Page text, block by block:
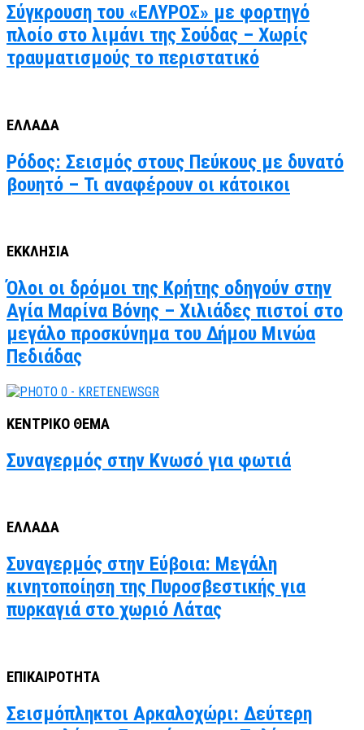
Σύγκρουση του «ΕΛΥΡΟΣ» με φορτηγό
πλοίο στο λιμάνι της Σούδας – Χωρίς
τραυματισμούς το περιστατικό
ΕΛΛΑΔΑ
Ρόδος: Σεισμός στους Πεύκους με δυνατό
βουητό – Τι αναφέρουν οι κάτοικοι
ΕΚΚΛΗΣΙΑ
Όλοι οι δρόμοι της Κρήτης οδηγούν στην
Αγία Μαρίνα Βόνης – Χιλιάδες πιστοί στο
μεγάλο προσκύνημα του Δήμου Μινώα
Πεδιάδας
ΚΕΝΤΡΙΚΟ ΘΕΜΑ
Συναγερμός στην Κνωσό για φωτιά
ΕΛΛΑΔΑ
Συναγερμός στην Εύβοια: Μεγάλη
κινητοποίηση της Πυροσβεστικής για
πυρκαγιά στο χωριό Λάτας
ΕΠΙΚΑΙΡΟΤΗΤΑ
Σεισμόπληκτοι Αρκαλοχώρι: Δεύτερη